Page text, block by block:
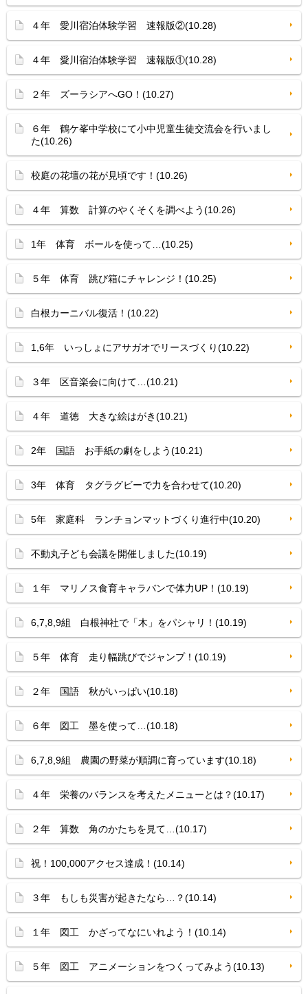
４年 愛川宿泊体験学習 速報版②(10.28)
４年 愛川宿泊体験学習 速報版①(10.28)
２年 ズーラシアへGO！(10.27)
６年 鶴ケ峯中学校にて小中児童生徒交流会を行いまし
た(10.26)
校庭の花壇の花が見頃です！(10.26)
４年 算数 計算のやくそくを調べよう(10.26)
1年 体育 ボールを使って…(10.25)
５年 体育 跳び箱にチャレンジ！(10.25)
白根カーニバル復活！(10.22)
1,6年 いっしょにアサガオでリースづくり(10.22)
３年 区音楽会に向けて…(10.21)
４年 道徳 大きな絵はがき(10.21)
2年 国語 お手紙の劇をしよう(10.21)
3年 体育 タグラグビーで力を合わせて(10.20)
5年 家庭科 ランチョンマットづくり進行中(10.20)
不動丸子ども会議を開催しました(10.19)
１年 マリノス食育キャラバンで体力UP！(10.19)
6,7,8,9組 白根神社で「木」をパシャリ！(10.19)
５年 体育 走り幅跳びでジャンプ！(10.19)
２年 国語 秋がいっぱい(10.18)
６年 図工 墨を使って…(10.18)
6,7,8,9組 農園の野菜が順調に育っています(10.18)
４年 栄養のバランスを考えたメニューとは？(10.17)
２年 算数 角のかたちを見て…(10.17)
祝！100,000アクセス達成！(10.14)
３年 もしも災害が起きたなら…？(10.14)
１年 図工 かざってなにいれよう！(10.14)
５年 図工 アニメーションをつくってみよう(10.13)